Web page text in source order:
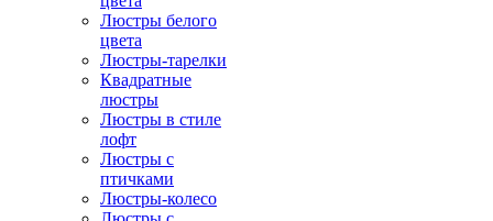
Люстры белого
цвета
Люстры-тарелки
Квадратные
люстры
Люстры в стиле
лофт
Люстры с
птичками
Люстры-колесо